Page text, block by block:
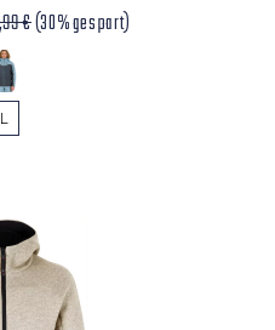
€(30% gespart)
L